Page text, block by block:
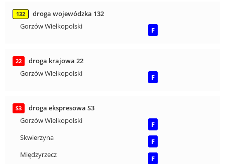
132
droga wojewódzka 132
Gorzów Wielkopolski
F
22
droga krajowa 22
Gorzów Wielkopolski
F
S3
droga ekspresowa S3
Gorzów Wielkopolski
F
Skwierzyna
F
Międzyrzecz
F